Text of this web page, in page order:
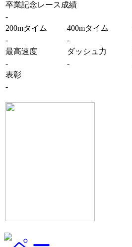
卒業記念レース成績
-
200mタイム
400mタイム
-
-
最高速度
ダッシュ力
-
-
表彰
-